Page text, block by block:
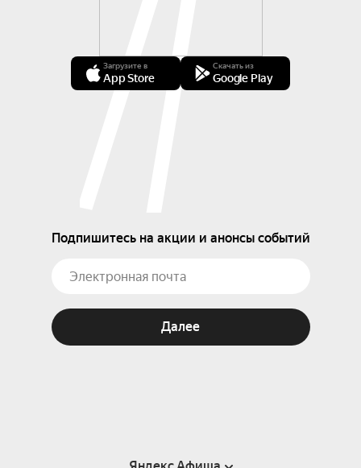
Загрузите в
App Store
Скачать из
Google Play
Подпишитесь на акции и анонсы событий
Далее